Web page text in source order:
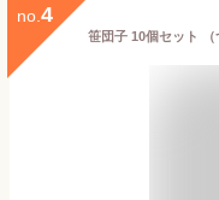
no. 4